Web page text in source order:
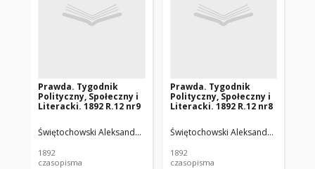
Prawda. Tygodnik
Polityczny, Społeczny i
Literacki. 1892 R.12 nr9
Świętochowski Aleksander. Wyd. Świętochowski Aleksander. Red.
1892
czasopisma
Prawda. Tygodnik
Polityczny, Społeczny i
Literacki. 1892 R.12 nr8
Świętochowski Aleksander. Wyd.
1892
czasopisma